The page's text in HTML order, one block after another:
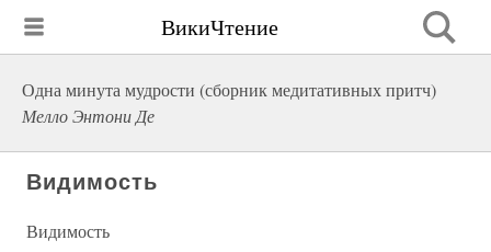
ВикиЧтение
Одна минута мудрости (сборник медитативных притч)
Мелло Энтони Де
Видимость
Видимость